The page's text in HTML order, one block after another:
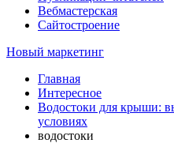
Вебмастерская
Сайтостроение
Новый маркетинг
Главная
Интересное
Водостоки для крыши:
условиях
водостоки